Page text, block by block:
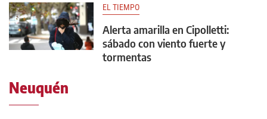
EL TIEMPO
Alerta amarilla en Cipolletti:
sábado con viento fuerte y
tormentas
Neuquén